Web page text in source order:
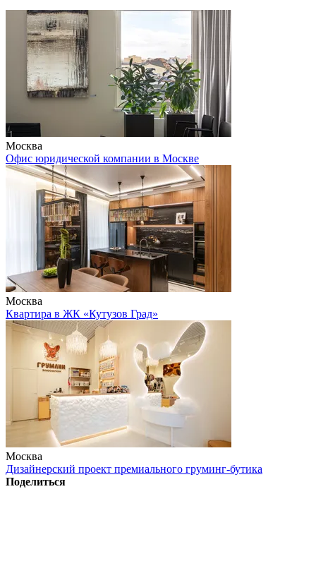
Москва
Офис юридической компании в Москве
Москва
Квартира в ЖК «Кутузов Град»
Москва
Дизайнерский проект премиального груминг-бутика
Поделиться